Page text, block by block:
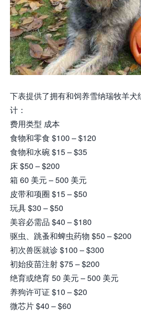
下表提供了拥有和饲养雪纳瑞牧羊犬
计：
费用类型 成本
食物和零食 $100 – $120
食物和水碗 $15 – $35
床 $50 – $200
箱 60 美元 – 500 美元
皮带和项圈 $15 – $50
玩具 $30 – $50
美容必需品 $40 – $180
驱虫、跳蚤和蜱虫药物 $50 – $200
初次兽医就诊 $100 – $300
初始疫苗注射 $75 – $200
绝育或绝育 50 美元 – 500 美元
养狗许可证 $10 – $20
微芯片 $40 – $60